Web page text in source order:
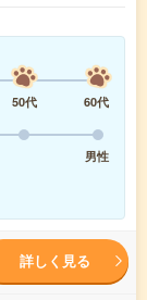
50代
60代
男性
詳しく見る